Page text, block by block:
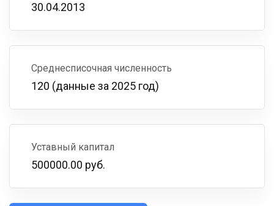
30.04.2013
Среднесписочная численность
120 (данные за 2025 год)
Уставный капитал
500000.00 руб.